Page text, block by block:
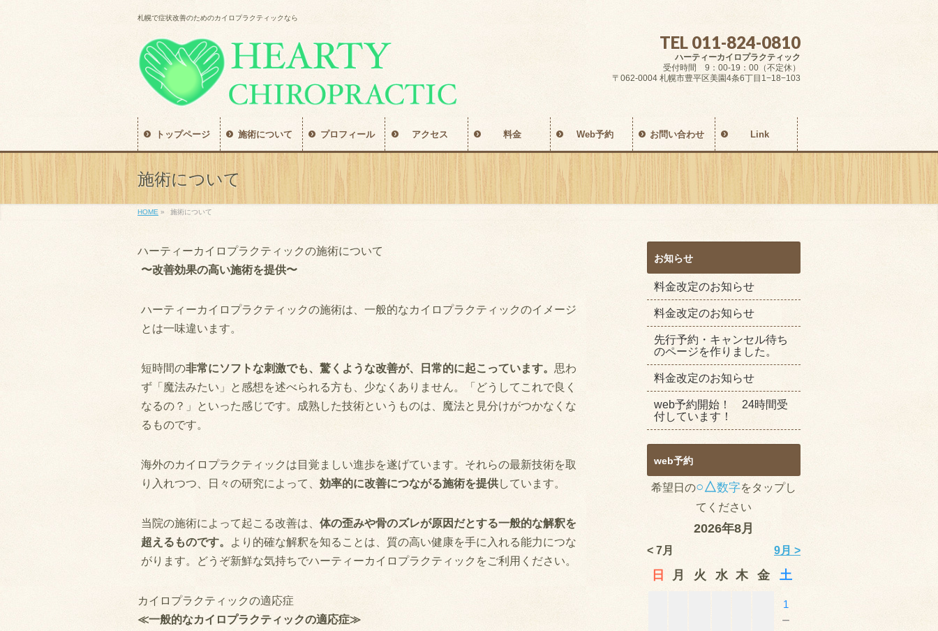
札幌で症状改善のためのカイロプラクティックなら
TEL 011-824-0810
ハーティーカイロプラクティック
受付時間 9：00-19：00（不定休）
〒062-0004 札幌市豊平区美園4条6丁目1−18−103
トップページ 施術について プロフィール アクセス 料金 Web予約 お問い合わせ Link
施術について
HOME » 施術について
ハーティーカイロプラクティックの施術について
〜改善効果の高い施術を提供〜
ハーティーカイロプラクティックの施術は、一般的なカイロプラクティックのイメージ
とは一味違います。
短時間の非常にソフトな刺激でも、驚くような改善が、日常的に起こっています。 思わ
ず「魔法みたい」と感想を述べられる方も、少なくありません。「どうしてこれで良く
なるの？」といった感じです。成熟した技術というものは、魔法と見分けがつかなくな
るものです。
海外のカイロプラクティックは目覚ましい進歩を遂げています。それらの最新技術を取
り入れつつ、日々の研究によって、 効率的に改善につながる施術を提供しています。
当院の施術によって起こる改善は、 体の歪みや骨のズレが原因だとする一般的な解釈を
超えるものです。
より的確な解釈を知ることは、質の高い健康を手に入れる能力につな
がります。どうぞ新鮮な気持ちでハーティーカイロプラクティックをご利用ください。
カイロプラクティックの適応症
≪一般的なカイロプラクティックの適応症≫
お知らせ
料金改定のお知らせ
料金改定のお知らせ
先行予約・キャンセル待ち
のページを作りました。
料金改定のお知らせ
web予約開始！ 24時間受
付しています！
web予約
希望日の○△数字をタップし
てください
2026年8月
< 7月 9月 >
日 月 火 水 木 金 土
1
－